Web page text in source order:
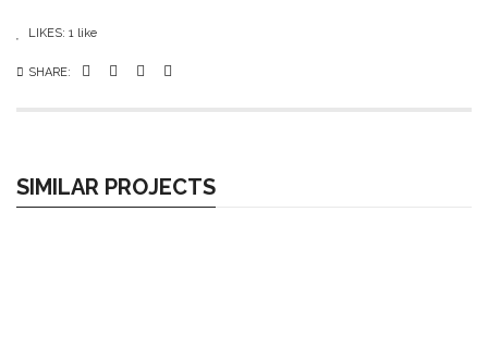
LIKES: 1 like
SHARE:
SIMILAR PROJECTS